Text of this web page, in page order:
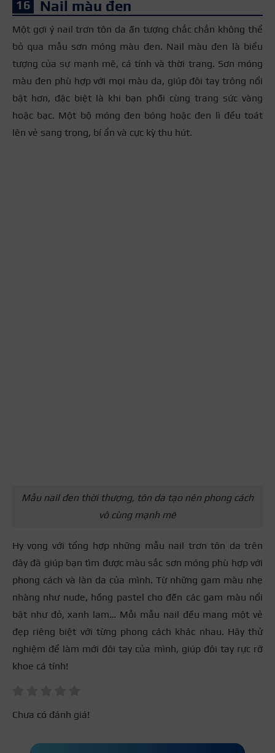
Nail màu đen
Một gợi ý nail trơn tôn da ấn tượng chắc chắn không thể
bỏ qua mẫu sơn móng màu đen. Nail màu đen là biểu
tượng của sự mạnh mẽ, cá tính và thời trang. Sơn móng
màu đen phù hợp với mọi màu da, giúp đôi tay trông nổi
bật hơn, đặc biệt là khi bạn phối cùng trang sức vàng
hoặc bạc. Một bộ móng đen bóng hoặc đen lì đều toát
lên vẻ sang trọng, bí ẩn và cực kỳ thu hút.
Mẫu nail đen thời thượng, tôn da tạo nên phong cách
vô cùng mạnh mẽ
Hy vọng với tổng hợp những mẫu nail trơn tôn da trên
đây đã giúp bạn tìm được màu sắc sơn móng phù hợp với
phong cách và làn da của mình. Từ những gam màu nhẹ
nhàng như nude, hồng pastel cho đến các gam màu nổi
bật như đỏ, xanh lam… Mỗi mẫu nail đều mang một vẻ
đẹp riêng biệt với từng phong cách khác nhau. Hãy thử
nghiệm để làm mới đôi tay của mình, giúp đôi tay rực rỡ
khoe cá tính!
Chưa có đánh giá!